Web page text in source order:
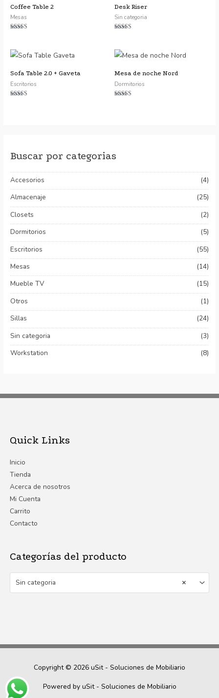
Buscar por categorias
Accesorios
(4)
Almacenaje
(25)
Closets
(2)
Dormitorios
(5)
Escritorios
(55)
Mesas
(14)
Mueble TV
(15)
Otros
(1)
Sillas
(24)
Sin categoria
(3)
Workstation
(8)
Coffee Table 2
Mesas
Desk Riser
Sin categoria
Sofa Table 2.0 + Gaveta
Escritorios
Mesa de noche Nord
Dormitorios
Quick Links
Inicio
Tienda
Acerca de nosotros
Mi Cuenta
Carrito
Contacto
Categorías del producto
×
Sin categoria
Copyright © 2026 uSit - Soluciones de Mobiliario
Powered by uSit - Soluciones de Mobiliario